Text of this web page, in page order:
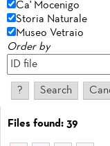
Ca' Mocenigo
Storia Naturale
Museo Vetraio
Order by
Files found: 39